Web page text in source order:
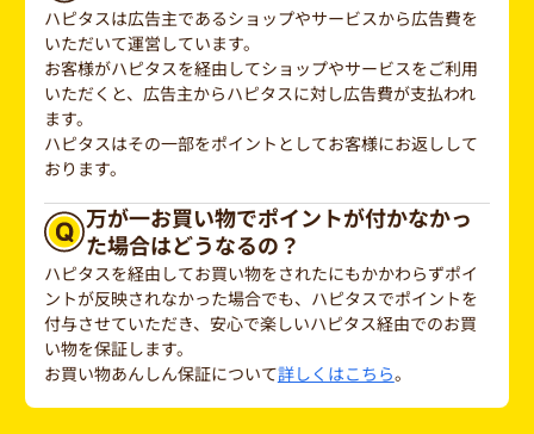
ハピタスは広告主であるショップやサービスから広告費を
いただいて運営しています。
お客様がハピタスを経由してショップやサービスをご利用
いただくと、広告主からハピタスに対し広告費が支払われ
ます。
ハピタスはその一部をポイントとしてお客様にお返しして
おります。
万が一お買い物でポイントが付かなかっ
た場合はどうなるの？
ハピタスを経由してお買い物をされたにもかかわらずポイ
ントが反映されなかった場合でも、ハピタスでポイントを
付与させていただき、安心で楽しいハピタス経由でのお買
い物を保証します。
お買い物あんしん保証について詳しくはこちら。